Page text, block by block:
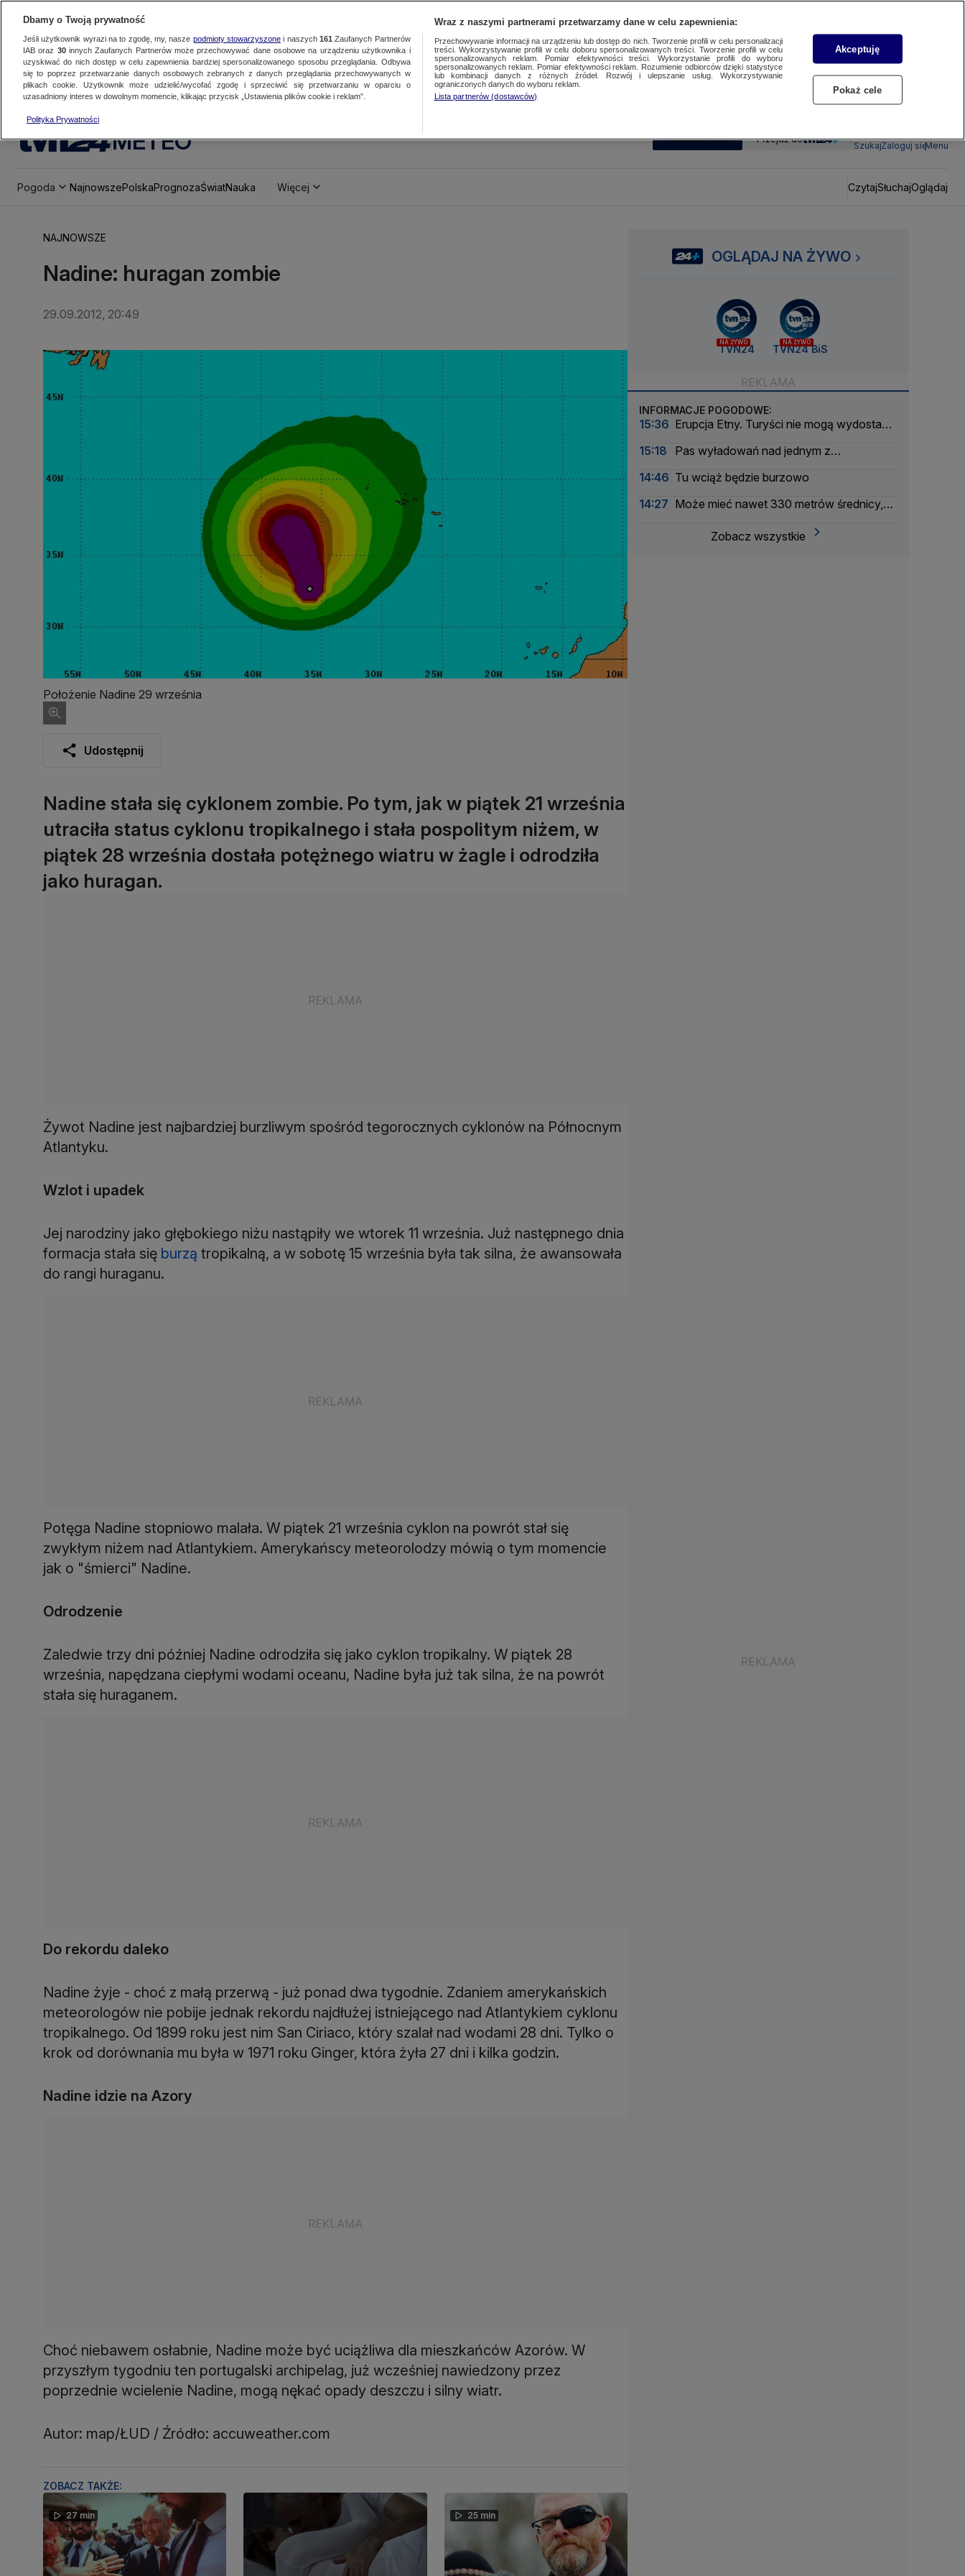
METEO SUBSKRYBUJ Przejdź do
SzukajZaloguj sięMenu
Pogoda NajnowszePolskaPrognozaŚwiatNauka Więcej CzytajSłuchajOglądaj
NAJNOWSZE
Nadine: huragan zombie
29.09.2012, 20:49
Położenie Nadine 29 września
Udostępnij
Nadine stała się cyklonem zombie. Po tym, jak w piątek 21 września
utraciła status cyklonu tropikalnego i stała pospolitym niżem, w
piątek 28 września dostała potężnego wiatru w żagle i odrodziła
jako huragan.
Żywot Nadine jest najbardziej burzliwym spośród tegorocznych cyklonów na Północnym
Atlantyku.
Wzlot i upadek
Jej narodziny jako głębokiego niżu nastąpiły we wtorek 11 września. Już następnego dnia
formacja stała się burzą tropikalną, a w sobotę 15 września była tak silna, że awansowała
do rangi huraganu.
Potęga Nadine stopniowo malała. W piątek 21 września cyklon na powrót stał się
zwykłym niżem nad Atlantykiem. Amerykańscy meteorolodzy mówią o tym momencie
jak o "śmierci" Nadine.
Odrodzenie
Zaledwie trzy dni później Nadine odrodziła się jako cyklon tropikalny. W piątek 28
września, napędzana ciepłymi wodami oceanu, Nadine była już tak silna, że na powrót
stała się huraganem.
Do rekordu daleko
Nadine żyje - choć z małą przerwą - już ponad dwa tygodnie. Zdaniem amerykańskich
meteorologów nie pobije jednak rekordu najdłużej istniejącego nad Atlantykiem cyklonu
tropikalnego. Od 1899 roku jest nim San Ciriaco, który szalał nad wodami 28 dni. Tylko o
krok od dorównania mu była w 1971 roku Ginger, która żyła 27 dni i kilka godzin.
Nadine idzie na Azory
Choć niebawem osłabnie, Nadine może być uciążliwa dla mieszkańców Azorów. W
przyszłym tygodniu ten portugalski archipelag, już wcześniej nawiedzony przez
poprzednie wcielenie Nadine, mogą nękać opady deszczu i silny wiatr.
Autor: map/ŁUD / Źródło: accuweather.com
ZOBACZ TAKŻE:
27 min 25 min
OGLĄDAJ NA ŻYWO
NA ŻYWO
TVN24
NA ŻYWO
TVN24 BiS
INFORMACJE POGODOWE:
15:36 Erupcja Etny. Turyści nie mogą wydostać
15:18
Pas wyładowań nad jednym z
14:46 Tu wciąż będzie burzowo
14:27 Może mieć nawet 330 metrów średnicy,
Zobacz wszystkie
Dbamy o Twoją prywatność
Jeśli użytkownik wyrazi na to zgodę, my, nasze podmioty stowarzyszonei naszych 161 Zaufanych Partnerów
IAB oraz 30innych Zaufanych Partnerów może przechowywać dane osobowe na urządzeniu użytkownika i
uzyskiwać do nich dostęp w celu zapewnienia bardziej spersonalizowanego sposobu przeglądania. Odbywa
się to poprzez przetwarzanie danych osobowych zebranych z danych przeglądania przechowywanych w
plikach cookie. Użytkownik może udzielić/wycofać zgodę i sprzeciwić się przetwarzaniu w oparciu o
uzasadniony interes w dowolnym momencie, klikając przycisk „Ustawienia plików cookie i reklam”.
Polityka Prywatności
Wraz z naszymi partnerami przetwarzamy dane w celu zapewnienia:
Przechowywanie informacji na urządzeniu lub dostęp do nich. Tworzenie profili w celu personalizacji
treści. Wykorzystywanie profili w celu doboru spersonalizowanych treści. Tworzenie profili w celu
spersonalizowanych reklam. Pomiar efektywności treści. Wykorzystanie profili do wyboru
spersonalizowanych reklam. Pomiar efektywności reklam. Rozumienie odbiorców dzięki statystyce
lub kombinacji danych z różnych źródeł. Rozwój i ulepszanie usług. Wykorzystywanie
ograniczonych danych do wyboru reklam.
Lista partnerów (dostawców)
Akceptuję
Pokaż cele